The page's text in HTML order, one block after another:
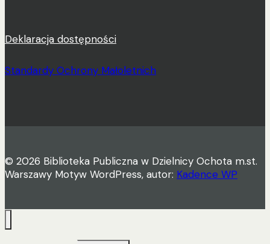
Deklaracja dostępności
Standardy Ochrony Małoletnich
© 2026 Biblioteka Publiczna w Dzielnicy Ochota m.st.
Warszawy Motyw WordPress, autor: Kadence WP